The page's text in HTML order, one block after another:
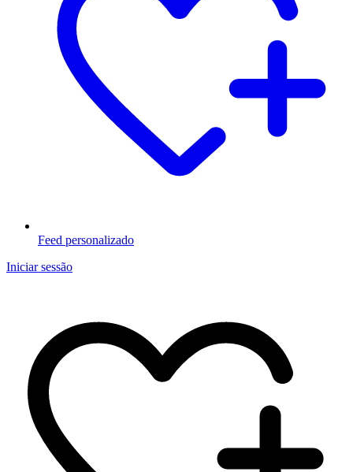
Feed personalizado
Iniciar sessão